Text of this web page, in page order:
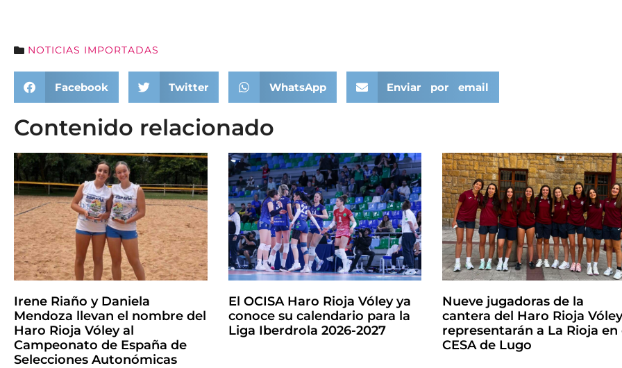
NOTICIAS IMPORTADAS
Facebook Twitter WhatsApp Enviar por email
Contenido relacionado
Irene Riaño y Daniela
Mendoza llevan el nombre del
Haro Rioja Vóley al
Campeonato de España de
Selecciones Autonómicas
El OCISA Haro Rioja Vóley ya
conoce su calendario para la
Liga Iberdrola 2026-2027
Nueve jugadoras de la
cantera del Haro Rioja
representarán a La Rioja en
CESA de Lugo